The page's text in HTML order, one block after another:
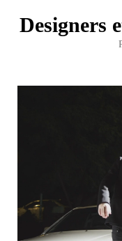
Designers